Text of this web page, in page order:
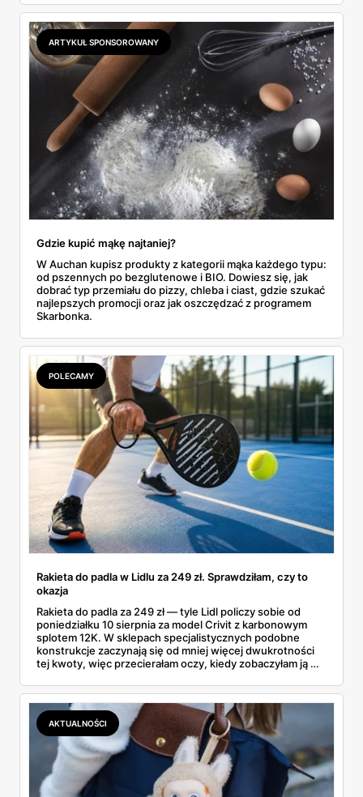
2,99 zł za kilogram, ale wyłącznie w sobotę z aplikacją. Aldi
odpowiada masłem za 2,99 zł. Werdykt w skrócie:
najwięcej wyciśniesz z Biedronki, po świeże warzywa jedź
do Aldi.
ARTYKUŁ SPONSOROWANY
Gdzie kupić mąkę najtaniej?
W Auchan kupisz produkty z kategorii mąka każdego typu:
od pszennych po bezglutenowe i BIO. Dowiesz się, jak
dobrać typ przemiału do pizzy, chleba i ciast, gdzie szukać
najlepszych promocji oraz jak oszczędzać z programem
Skarbonka.
POLECAMY
Rakieta do padla w Lidlu za 249 zł. Sprawdziłam, czy to
okazja
Rakieta do padla za 249 zł — tyle Lidl policzy sobie od
poniedziałku 10 sierpnia za model Crivit z karbonowym
splotem 12K. W sklepach specjalistycznych podobne
konstrukcje zaczynają się od mniej więcej dwukrotności
tej kwoty, więc przecierałam oczy, kiedy zobaczyłam ją w
najszybciej rosnący sport w Polsce: kortów przybywa
lawinowo, a chętnych jeszcze szybciej. Sprawdziłam, co
dokładnie dostajemy za te pieniądze i komu taka rakieta
faktycznie wystarczy.
AKTUALNOŚCI